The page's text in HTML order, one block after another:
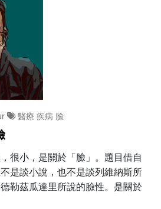
醫療 疾病 臉
很小，是關於「臉」。題目借自
是談小說，也不是談列維納斯所
勒茲瓜達里所說的臉性。是關於